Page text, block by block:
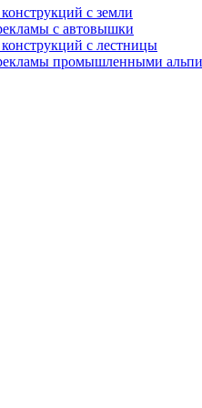
с земли
с автовышки
с лестницы
промышленными